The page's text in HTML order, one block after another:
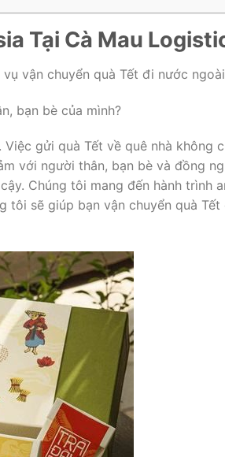
Tại Cà Mau
vận chuyển quà Tết đi nước
bạn bè của mình?
gửi quà Tết về quê nhà không
với người thân, bạn bè và đồng
Chúng tôi mang đến hành trình
tôi sẽ giúp bạn vận chuyển quà